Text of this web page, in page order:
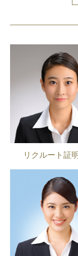
リクルート証